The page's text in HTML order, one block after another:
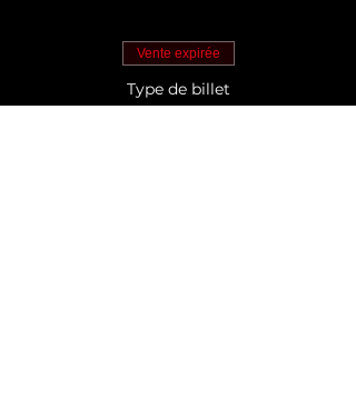
Vente expirée
Type de billet